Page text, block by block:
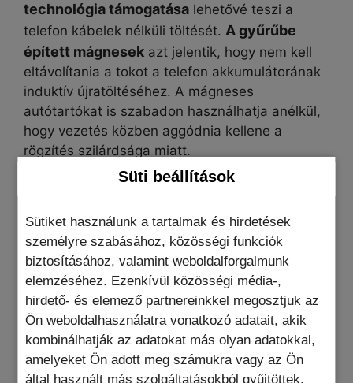
Süti beállítások
Sütiket használunk a tartalmak és hirdetések
személyre szabásához, közösségi funkciók
biztosításához, valamint weboldalforgalmunk
elemzéséhez. Ezenkívül közösségi média-,
hirdető- és elemező partnereinkkel megosztjuk az
Ön weboldalhasználatra vonatkozó adatait, akik
kombinálhatják az adatokat más olyan adatokkal,
amelyeket Ön adott meg számukra vagy az Ön
által használt más szolgáltatásokból gyűjtöttek.
technológia támogatása lehetővé teszi a
telefon kábelek nélküli töltését. A gyűrűbe
épített mágnesek azt jelentik, hogy nem kell
eltávolítania a tokot a telefon akkumulátorának
induktív újratöltéséhez. A mágneses
autótartókat is szabadon használhatja anélkül,
hogy vezetés közben aggódnia kellene a
rögzítés szilárdsága miatt.
A tok rugalmas műanyagbólkészült , amely
elég tartós ahhoz, hogy sokáig
kitartson.Megvédi a telefont a magasból való
leesés nemkívánatos hatásaitól, valamint a
sima felületen lévő karcolásoktól. A képernyő
körül megemelt élek, amelyek az okostelefon
széleit takarják, és a teljesen beépített
kamerasziget esztétikus karaktert ad a matt